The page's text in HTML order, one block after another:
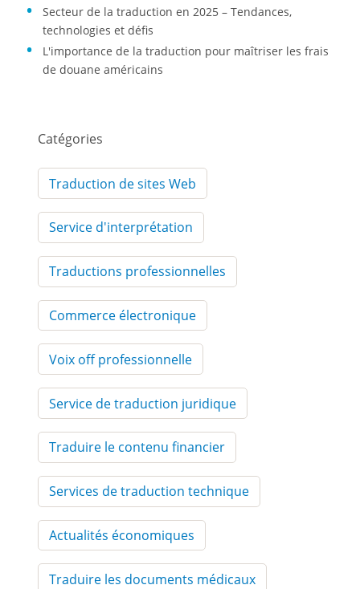
Secteur de la traduction en 2025 – Tendances,
technologies et défis
L'importance de la traduction pour maîtriser les frais
de douane américains
Catégories
Traduction de sites Web
Service d'interprétation
Traductions professionnelles
Commerce électronique
Voix off professionnelle
Service de traduction juridique
Traduire le contenu financier
Services de traduction technique
Actualités économiques
Traduire les documents médicaux